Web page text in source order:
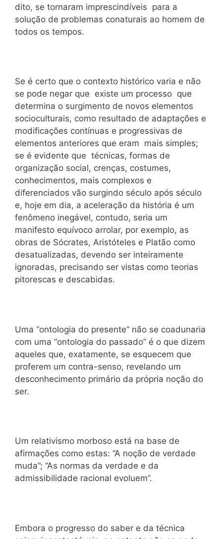
dito, se tornaram imprescindíveis para a
solução de problemas conaturais ao homem de
todos os tempos.
Se é certo que o contexto histórico varia e não
se pode negar que existe um processo que
determina o surgimento de novos elementos
socioculturais, como resultado de adaptações e
modificações contínuas e progressivas de
elementos anteriores que eram mais simples;
se é evidente que técnicas, formas de
organização social, crenças, costumes,
conhecimentos, mais complexos e
diferenciados vão surgindo século após século
e, hoje em dia, a aceleração da história é um
fenômeno inegável, contudo, seria um
manifesto equívoco arrolar, por exemplo, as
obras de Sócrates, Aristóteles e Platão como
desatualizadas, devendo ser inteiramente
ignoradas, precisando ser vistas como teorias
pitorescas e descabidas.
Uma “ontologia do presente” não se coadunaria
com uma “ontologia do passado” é o que dizem
aqueles que, exatamente, se esquecem que
proferem um contra-senso, revelando um
desconhecimento primário da própria noção do
ser.
Um relativismo morboso está na base de
afirmações como estas: “A noção de verdade
muda”; “As normas da verdade e da
admissibilidade racional evoluem”.
Embora o progresso do saber e da técnica